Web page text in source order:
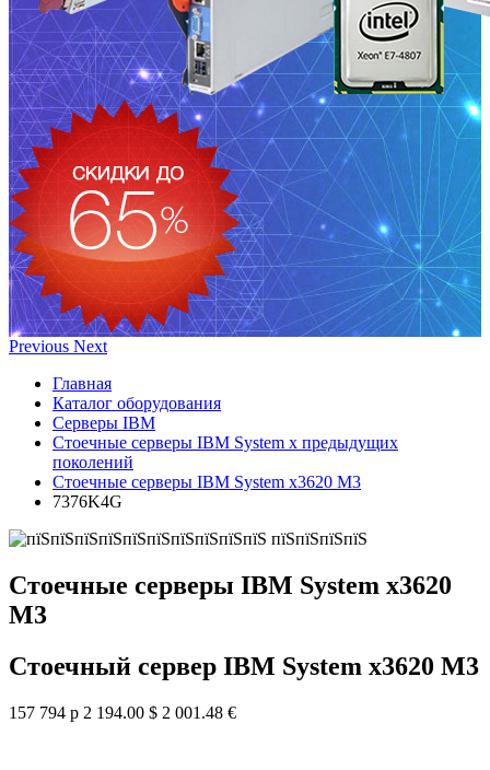
Previous Next
Главная
Каталог оборудования
Серверы IBM
Стоечные серверы IBM System x предыдущих
поколений
Стоечные серверы IBM System x3620 M3
7376K4G
Стоечные серверы IBM System x3620
M3
Стоечный сервер IBM System x3620 M3
157 794 р 2 194.00 $ 2 001.48 €